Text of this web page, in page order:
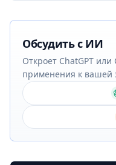
Обсудить с ИИ
Откроет ChatGPT
применения к вашей